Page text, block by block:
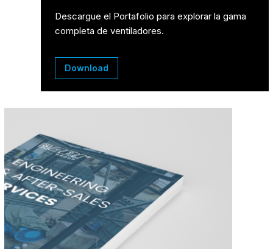
Descargue el Portafolio para explorar la gama
completa de ventiladores.
Download